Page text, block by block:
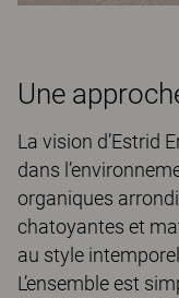
Une
La vision d’Estrid
dans
organiques
chatoyantes et
au style
L’ensemble est